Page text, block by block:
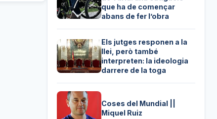
que ha de començar
abans de fer l’obra
Els jutges responen a la
llei, però també
interpreten: la ideologia
darrere de la toga
Coses del Mundial ||
Miquel Ruiz